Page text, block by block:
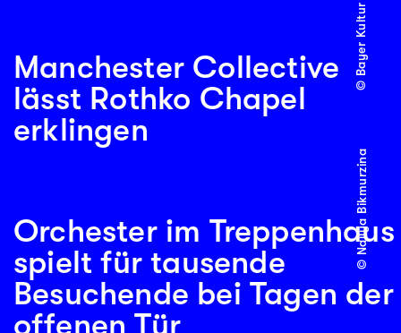
Manchester Collective
lässt Rothko Chapel
erklingen
© Bayer Kultur
Orchester im Treppenhaus
spielt für tausende
Besuchende bei Tagen der
offenen Tür
© Nailya Bikmurzina